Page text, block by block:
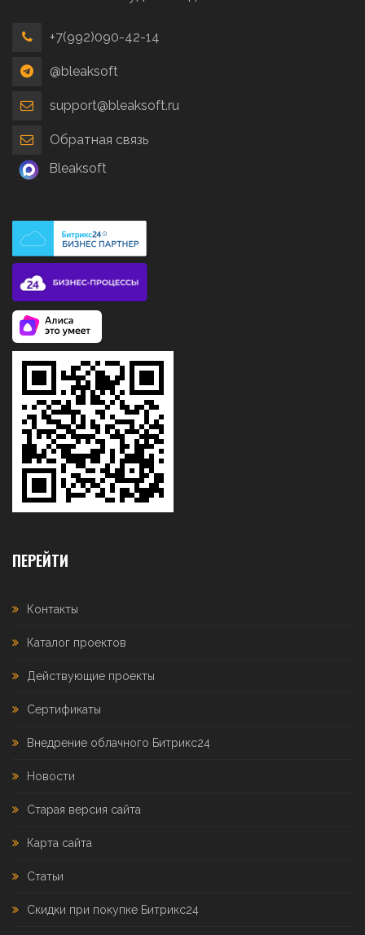
+7(992)090-42-14
@bleaksoft
support@bleaksoft.ru
Обратная связь
Bleaksoft
ПЕРЕЙТИ
Контакты
Каталог проектов
Действующие проекты
Сертификаты
Внедрение облачного Битрикс24
Новости
Старая версия сайта
Карта сайта
Статьи
Скидки при покупке Битрикс24